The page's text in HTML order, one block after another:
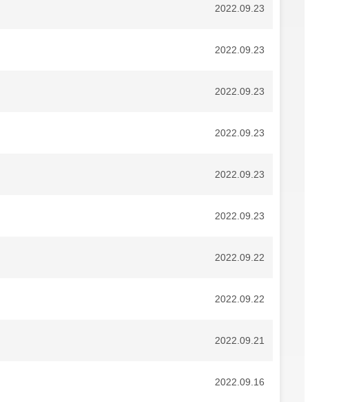
2022.09.23
2022.09.23
2022.09.23
2022.09.23
2022.09.23
2022.09.23
2022.09.22
2022.09.22
2022.09.21
2022.09.16